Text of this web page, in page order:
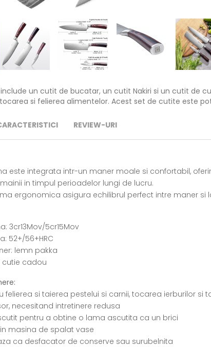
un cutit de bucatar, un cutit Nakiri si un cutit de
si felierea alimentelor. Acest set de cutite este
REVIEW-URI
este integrata intr-un maner moale si confortabil,
in timpul perioadelor lungi de lucru.
ergonomica asigura echilibrul perfect intre maner
3cr13Mov/5cr15Mov
52+/56+HRC
lemn pakka
cutie cadou
felierea si taierea pestelui si carnii, tocarea ierburilor si
necesitand intretinere redusa
pentru a obtine o lama ascutita ca un brici
masina de spalat vase
ca desfacator de conserve sau surubelnita